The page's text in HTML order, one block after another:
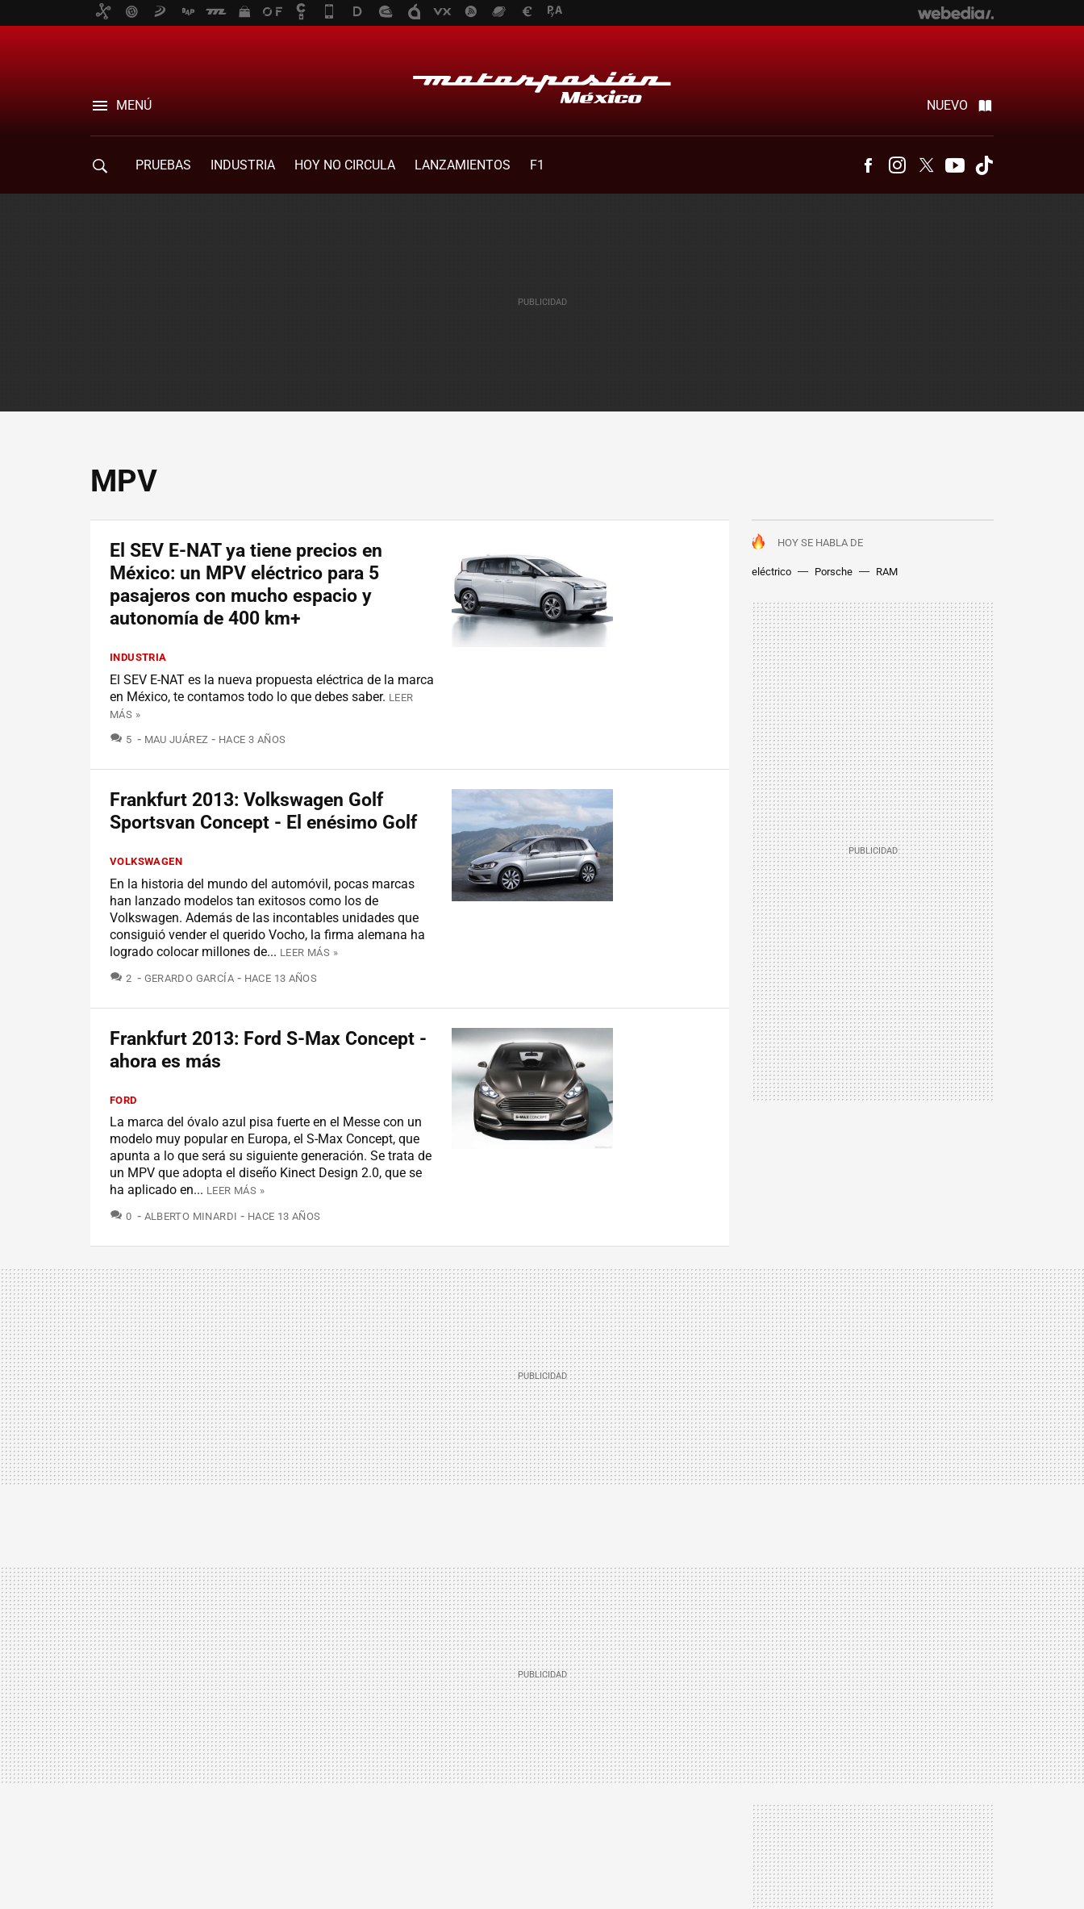
MENÚ NUEVO
PRUEBAS INDUSTRIA HOY NO CIRCULA LANZAMIENTOS F1 FacebookInstagram
Twitter Youtube
MPV
HOY SE HABLA DE
eléctrico Porsche RAM
El SEV E-NAT ya tiene precios en
México: un MPV eléctrico para 5
pasajeros con mucho espacio y
autonomía de 400 km+
INDUSTRIA
El SEV E-NAT es la nueva propuesta eléctrica de la marca
en México, te contamos todo lo que debes saber. LEER
MÁS »
5 COMENTARIOS
MAU JUÁREZ HACE 3 AÑOS
Frankfurt 2013: Volkswagen Golf
Sportsvan Concept - El enésimo Golf
VOLKSWAGEN
En la historia del mundo del automóvil, pocas marcas
han lanzado modelos tan exitosos como los de
Volkswagen. Además de las incontables unidades que
consiguió vender el querido Vocho, la firma alemana ha
logrado colocar millones de... LEER MÁS »
2 COMENTARIOS
GERARDO GARCÍA HACE 13 AÑOS
Frankfurt 2013: Ford S-Max Concept -
ahora es más
FORD
La marca del óvalo azul pisa fuerte en el Messe con un
modelo muy popular en Europa, el S-Max Concept, que
apunta a lo que será su siguiente generación. Se trata de
un MPV que adopta el diseño Kinect Design 2.0, que se
ha aplicado en... LEER MÁS »
0 COMENTARIOS
ALBERTO MINARDI HACE 13 AÑOS